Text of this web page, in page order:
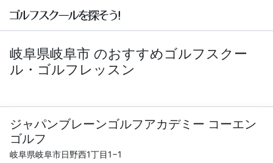
岐阜県岐阜市 のおすすめゴルフスクー
ル・ゴルフレッスン
ジャパンブレーンゴルフアカデミー コーエン
ゴルフ
岐阜県岐阜市日野西1丁目1−1